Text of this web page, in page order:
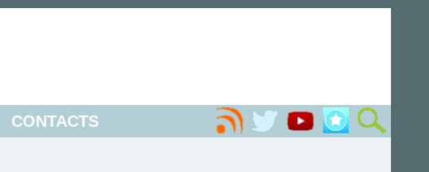
CONTACTS